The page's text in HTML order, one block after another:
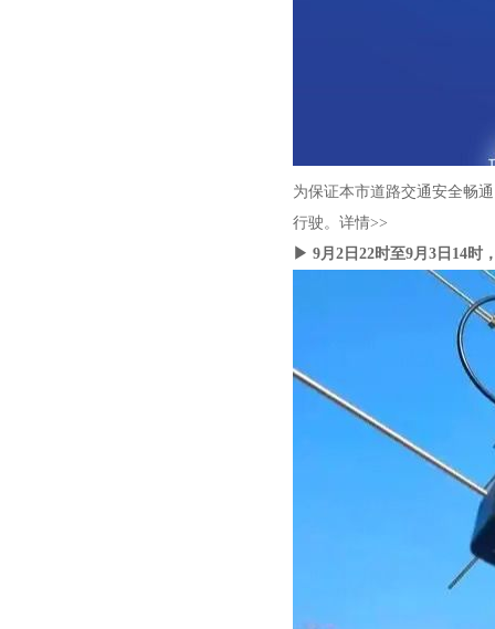
为保证本市道路交通安全畅
行驶。详情>>
▶ 9月2日22时至9月3日14时